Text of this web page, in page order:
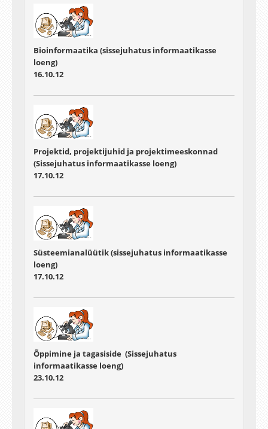
Bioinformaatika (sissejuhatus informaatikasse
loeng)
16.10.12
Projektid, projektijuhid ja projektimeeskonnad
(Sissejuhatus informaatikasse loeng)
17.10.12
Süsteemianalüütik (sissejuhatus informaatikasse
loeng)
17.10.12
Õppimine ja tagasiside (Sissejuhatus
informaatikasse loeng)
23.10.12